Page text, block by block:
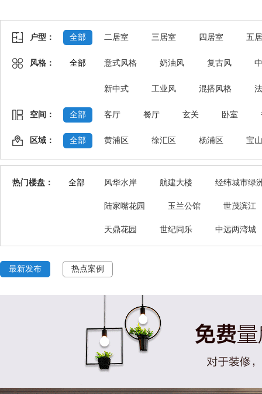
户型： 全部 二居室 三居室 四居室 五
风格： 全部 意式风格 奶油风 复古风
新中式 工业风 混搭风格
空间： 全部 客厅 餐厅 玄关 卧室
区域： 全部 黄浦区 徐汇区 杨浦区 宝
热门楼盘： 全部 风华水岸 航建大楼 经纬城市绿
陆家嘴花园 玉兰公馆 世茂滨江
天鼎花园 世纪同乐 中远两湾城
最新发布 热点案例